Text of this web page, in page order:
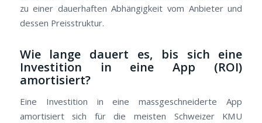
zu einer dauerhaften Abhängigkeit vom Anbieter und
dessen Preisstruktur.
Wie lange dauert es, bis sich eine
Investition in eine App (ROI)
amortisiert?
Eine Investition in eine massgeschneiderte App
amortisiert sich für die meisten Schweizer KMU